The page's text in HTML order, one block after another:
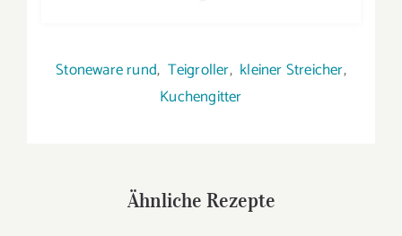
Stoneware rund, Teigroller, kleiner Streicher,
Kuchengitter
Ähnliche Rezepte